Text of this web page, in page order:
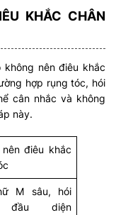
KHẮC CHÂN
nên điêu khắc
hợp rụng tóc, hói
cân nhắc và không
này.
nên điêu khắc
M sâu, hói
đầu diện